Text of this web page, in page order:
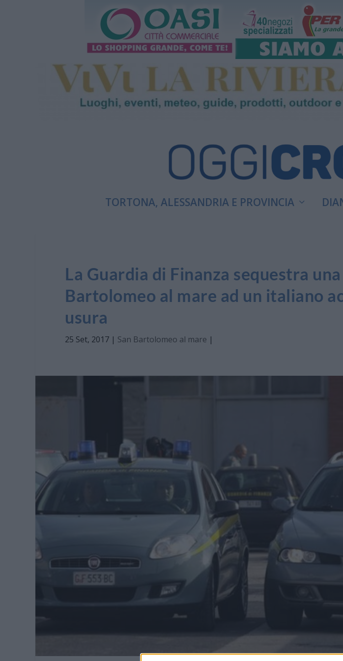
TORTONA, ALESSANDRIA E PROVINCIA
La Guardia di Finanza sequestra una
Bartolomeo al mare ad un italiano
usura
25 Set, 2017 | San Bartolomeo al mare |